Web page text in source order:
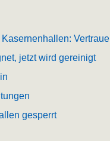
jetzt wird gereinigt
gesperrt